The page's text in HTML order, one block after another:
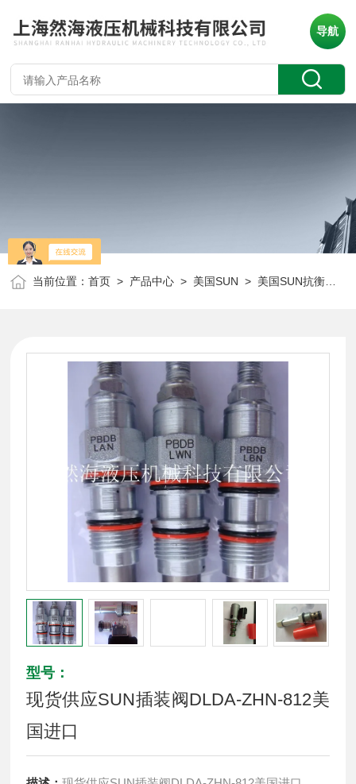
导航
当前位置：首页 > 产品中心 > 美国SUN > 美国SUN抗衡阀
型号：
现货供应SUN插装阀DLDA-ZHN-812美
国进口